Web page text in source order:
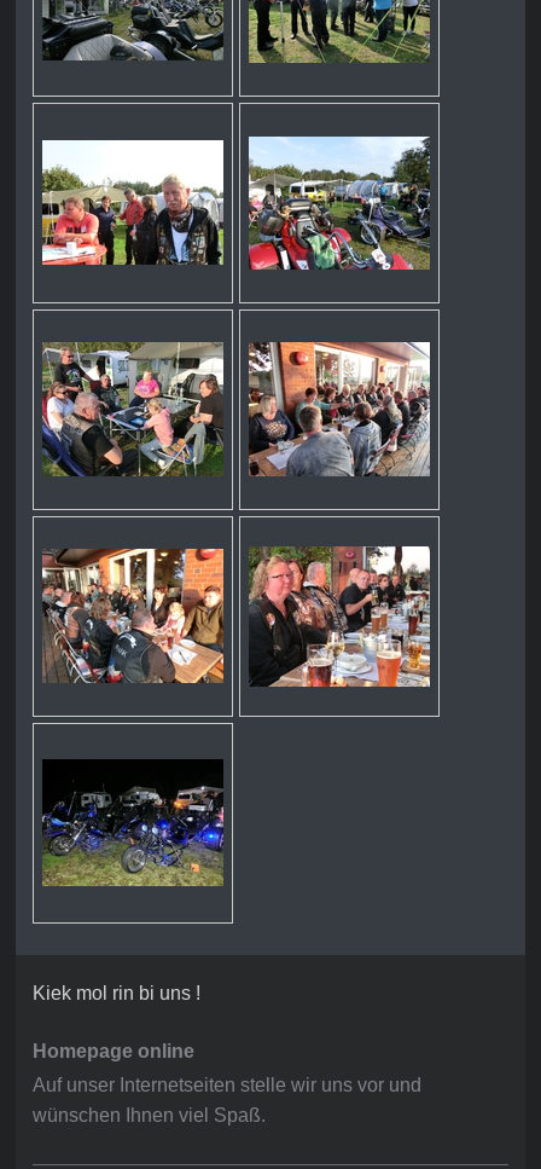
Kiek mol rin bi uns !
Homepage online
Auf unser Internetseiten stelle wir uns vor und
wünschen Ihnen viel Spaß.